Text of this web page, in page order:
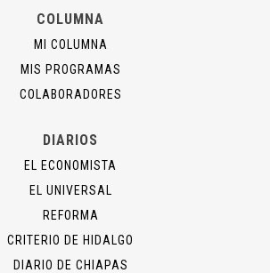
COLUMNA
MI COLUMNA
MIS PROGRAMAS
COLABORADORES
DIARIOS
EL ECONOMISTA
EL UNIVERSAL
REFORMA
CRITERIO DE HIDALGO
DIARIO DE CHIAPAS